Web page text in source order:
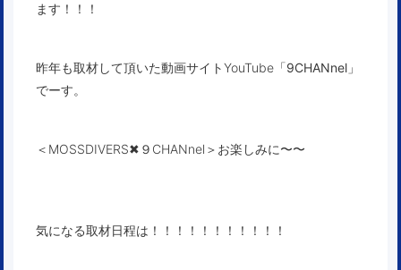
ます！！！
昨年も取材して頂いた動画サイトYouTube 「9CHANnel」
でーす。
＜MOSSDIVERS✖︎９CHANnel＞お楽しみに〜〜
気になる取材日程は！！！！！！！！！！！